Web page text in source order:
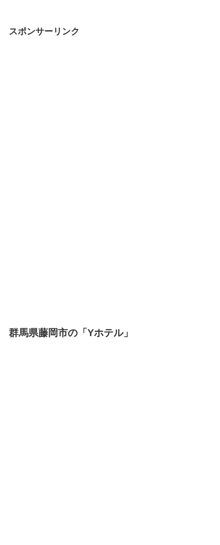
スポンサーリンク
群馬県藤岡市の「Yホテル」